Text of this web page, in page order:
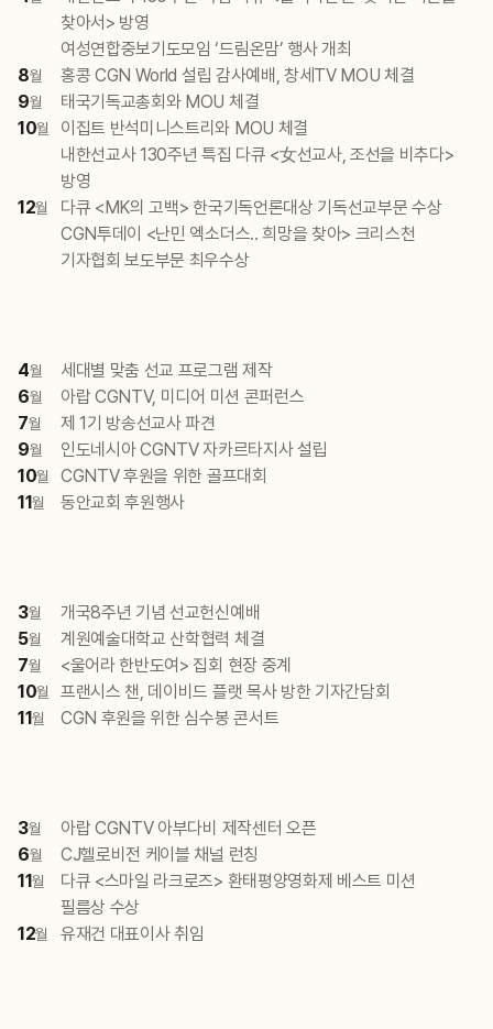
찾아서> 방영
여성연합중보기도모임 ‘드림온맘’ 행사 개최
8월
홍콩 CGN World 설립 감사예배, 창세TV MOU 체결
9월
태국기독교총회와 MOU 체결
10월
이집트 반석미니스트리와 MOU 체결
내한선교사 130주년 특집 다큐 <女선교사, 조선을 비추다>
방영
12월
다큐 <MK의 고백> 한국기독언론대상 기독선교부문 수상
CGN투데이 <난민 엑소더스.. 희망을 찾아> 크리스천
기자협회 보도부문 최우수상
4월
세대별 맞춤 선교 프로그램 제작
6월
아랍 CGNTV, 미디어 미션 콘퍼런스
7월
제 1기 방송선교사 파견
9월
인도네시아 CGNTV 자카르타지사 설립
10월
CGNTV 후원을 위한 골프대회
11월 동안교회 후원행사
3월
개국8주년 기념 선교헌신예배
5월
계원예술대학교 산학협력 체결
7월
<울어라 한반도여> 집회 현장 중계
10월
프랜시스 챈, 데이비드 플랫 목사 방한 기자간담회
11월 CGN 후원을 위한 심수봉 콘서트
3월
아랍 CGNTV 아부다비 제작센터 오픈
6월
CJ헬로비전 케이블 채널 런칭
11월
다큐 <스마일 라크로즈> 환태평양영화제 베스트 미션
필름상 수상
12월 유재건 대표이사 취임